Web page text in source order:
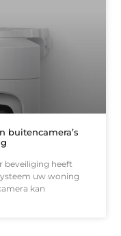
buitencamera’s
beveiliging heeft
uw woning
kan